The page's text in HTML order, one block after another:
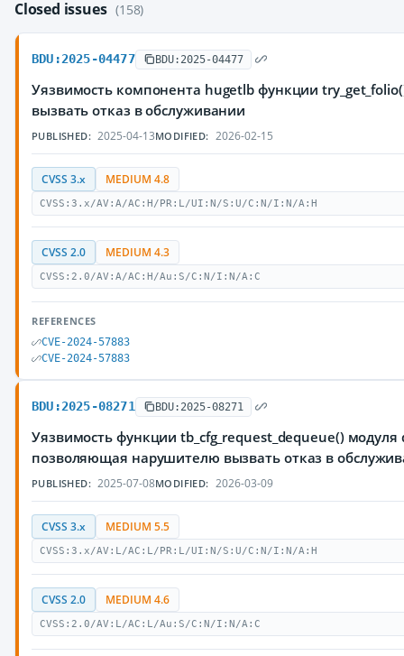
Closed issues (158)
BDU:2025-04477 BDU:2025-04477
Уязвимость компонента hugetlb функции
вызвать отказ в обслуживании
PUBLISHED: 2025-04-13MODIFIED: 2026-02-15
CVSS 3.x MEDIUM 4.8
CVSS:3.x/AV:A/AC:H/PR:L/UI:N/S:U/C:N/I:N/A:H
CVSS 2.0 MEDIUM 4.3
CVSS:2.0/AV:A/AC:H/Au:S/C:N/I:N/A:C
REFERENCES
CVE-2024-57883
CVE-2024-57883
BDU:2025-08271 BDU:2025-08271
Уязвимость функции tb_cfg_request_dequeue()
позволяющая нарушителю вызвать отказ в
PUBLISHED: 2025-07-08MODIFIED: 2026-03-09
CVSS 3.x MEDIUM 5.5
CVSS:3.x/AV:L/AC:L/PR:L/UI:N/S:U/C:N/I:N/A:H
CVSS 2.0 MEDIUM 4.6
CVSS:2.0/AV:L/AC:L/Au:S/C:N/I:N/A:C